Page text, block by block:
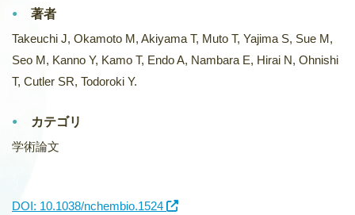
著者
Takeuchi J, Okamoto M, Akiyama T, Muto T, Yajima S, Sue M,
Seo M, Kanno Y, Kamo T, Endo A, Nambara E, Hirai N, Ohnishi
T, Cutler SR, Todoroki Y.
カテゴリ
学術論文
DOI: 10.1038/nchembio.1524